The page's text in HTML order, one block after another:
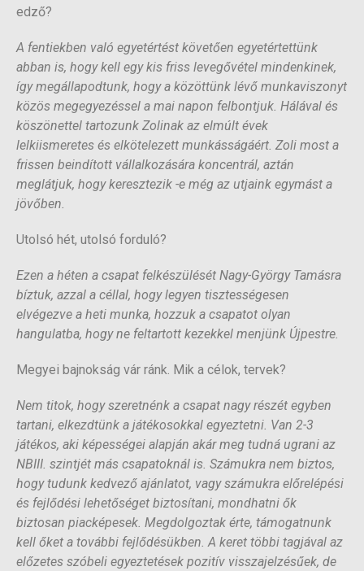
edző?
A fentiekben való egyetértést követően egyetértettünk
abban is, hogy kell egy kis friss levegővétel mindenkinek,
így megállapodtunk, hogy a közöttünk lévő munkaviszonyt
közös megegyezéssel a mai napon felbontjuk. Hálával és
köszönettel tartozunk Zolinak az elmúlt évek
lelkiismeretes és elkötelezett munkásságáért. Zoli most a
frissen beindított vállalkozására koncentrál, aztán
meglátjuk, hogy keresztezik -e még az utjaink egymást a
jövőben.
Utolsó hét, utolsó forduló?
Ezen a héten a csapat felkészülését Nagy-György Tamásra
bíztuk, azzal a céllal, hogy legyen tisztességesen
elvégezve a heti munka, hozzuk a csapatot olyan
hangulatba, hogy ne feltartott kezekkel menjünk Újpestre.
Megyei bajnokság vár ránk. Mik a célok, tervek?
Nem titok, hogy szeretnénk a csapat nagy részét egyben
tartani, elkezdtünk a játékosokkal egyeztetni. Van 2-3
játékos, aki képességei alapján akár meg tudná ugrani az
NBIII. szintjét más csapatoknál is. Számukra nem biztos,
hogy tudunk kedvező ajánlatot, vagy számukra előrelépési
és fejlődési lehetőséget biztosítani, mondhatni ők
biztosan piacképesek. Megdolgoztak érte, támogatnunk
kell őket a további fejlődésükben. A keret többi tagjával az
előzetes szóbeli egyeztetések pozitív visszajelzésűek, de